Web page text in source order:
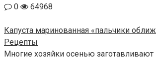
0
64968
Капуста маринованная «пальчики
Рецепты
Многие хозяйки осенью заготавливают